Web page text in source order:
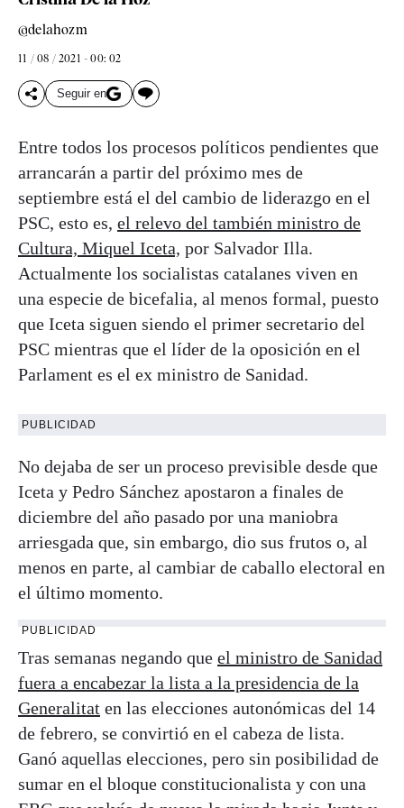
@delahozm
11 / 08 / 2021 - 00: 02
Seguir en
Entre todos los procesos políticos pendientes que
arrancarán a partir del próximo mes de
septiembre está el del cambio de liderazgo en el
PSC, esto es, el relevo del también ministro de
Cultura, Miquel Iceta, por Salvador Illa.
Actualmente los socialistas catalanes viven en
una especie de bicefalia, al menos formal, puesto
que Iceta siguen siendo el primer secretario del
PSC mientras que el líder de la oposición en el
Parlament es el ex ministro de Sanidad.
PUBLICIDAD
No dejaba de ser un proceso previsible desde que
Iceta y Pedro Sánchez apostaron a finales de
diciembre del año pasado por una maniobra
arriesgada que, sin embargo, dio sus frutos o, al
menos en parte, al cambiar de caballo electoral en
el último momento.
PUBLICIDAD
Tras semanas negando que el ministro de Sanidad
fuera a encabezar la lista a la presidencia de la
Generalitat en las elecciones autonómicas del 14
de febrero, se convirtió en el cabeza de lista.
Ganó aquellas elecciones, pero sin posibilidad de
sumar en el bloque constitucionalista y con una